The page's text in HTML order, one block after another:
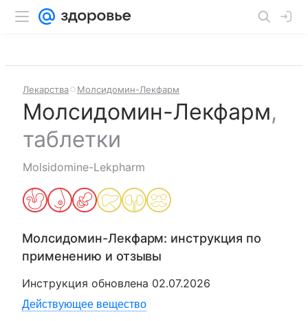
Лекарства Молсидомин-Лекфарм
Молсидомин-Лекфарм,
таблетки
Molsidomine-Lekpharm
Молсидомин-Лекфарм: инструкция по
применению и отзывы
Инструкция обновлена 02.07.2026
Действующее вещество